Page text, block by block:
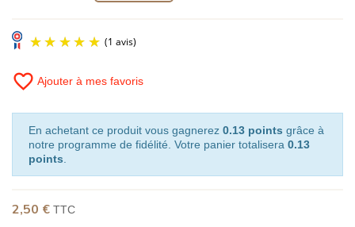
(1 avis)
favorite_border Ajouter à mes favoris
En achetant ce produit vous gagnerez 0.13 points grâce à
notre programme de fidélité. Votre panier totalisera 0.13
points
2,50 € TTC